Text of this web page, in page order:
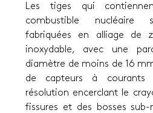
Les tiges qui
combustible nucléaire
fabriquées en alliage de
inoxydable, avec une
diamètre de moins de 16
de capteurs à courants
résolution encerclant le
fissures et des bosses